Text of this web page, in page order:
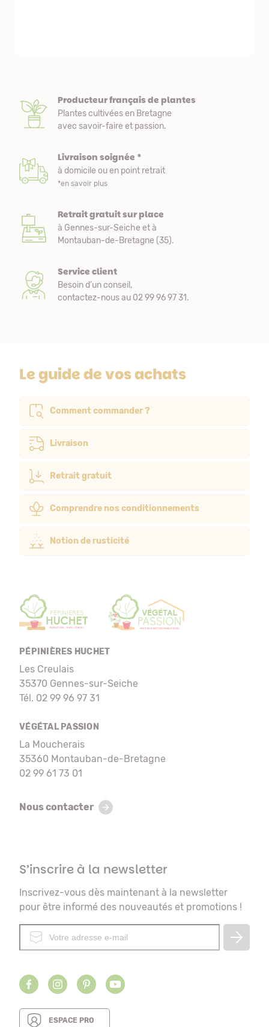
Producteur français de plantes
Plantes cultivées en Bretagne
avec savoir-faire et passion.
Livraison soignée *
à domicile ou en point retrait
*en savoir plus
Retrait gratuit sur place
à Gennes-sur-Seiche et à
Montauban-de-Bretagne (35).
Service client
Besoin d’un conseil,
contactez-nous au 02 99 96 97 31.
Le guide de vos achats
Comment commander ?
Livraison
Retrait gratuit
Comprendre nos conditionnements
Notion de rusticité
PÉPINIÈRES HUCHET
Les Creulais
35370 Gennes-sur-Seiche
Tél. 02 99 96 97 31
VÉGÉTAL PASSION
La Moucherais
35360 Montauban-de-Bretagne
02 99 61 73 01
Nous contacter
S’inscrire à la newsletter
Inscrivez-vous dès maintenant à la newsletter
pour être informé des nouveautés et promotions !
ESPACE PRO